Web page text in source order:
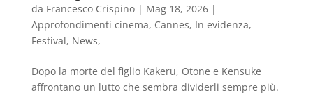
da Francesco Crispino| Mag 18, 2026|
Approfondimenti cinema, Cannes, In evidenza,
Festival, News,
Dopo la morte del figlio Kakeru, Otone e Kensuke
affrontano un lutto che sembra dividerli sempre più.